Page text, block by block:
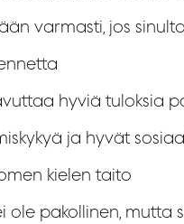
varmasti, jos
hyviä tuloksia
ja hyvät
kielen taito
ole pakollinen, mutta